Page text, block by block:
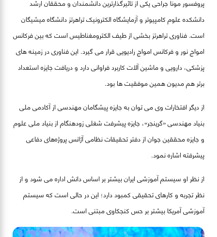
پروفسور مونا جراحی یکی از تاثیرگذارترین دانشمندان و محققان ارشد
دانشکده علوم کامپیوتر و آزمایشگاه الکترونیک تراهرتز دانشگاه میشیگان
است. فناوری تراهرتز بخشی از طیف الکترومغناطیس است که بین فرکانس
امواج نور و فرکانس امواج رادیویی قرار می گیرد. این فناوری در زمینه های
پزشکی، دارویی و ماشین آلات کاربرد فراوانی دارد و دریافت جایزه استعداد
برتر هم مدیون همین موفقیت ها بود.
از دیگر افتخارات وی می توان به جایزه پیشگامان مهندسی از آکادمی ملی
بنیاد مهندسی «گرِینجر»، جایزه پیشرفت شغلی زودهنگام از بنیاد ملی علوم
و جایزه محققین جوان از دفتر تحقیقات نظامی آژانس پروژه‌های دفاعی
پیشرفته اشاره نمود.
از نظر او سیستم آموزشی ایران بیشتر بر اساس دانش اداره می شود و از
نظر تجربه و کارهای تحقیقی کمبود دارد؛ این در حالی است که سیستم
آموزشی آمریکا بیشتر بر حس کنجکاوی مبتنی است.